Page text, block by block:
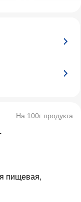
На 100г продукта
пищевая,